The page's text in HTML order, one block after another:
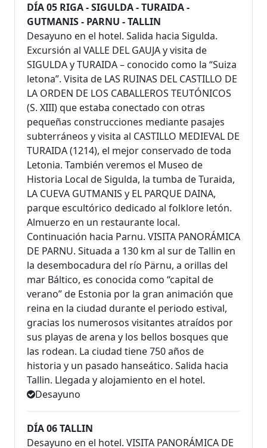
DÍA 05 RIGA - SIGULDA - TURAIDA -
GUTMANIS - PARNU - TALLIN
Desayuno en el hotel. Salida hacia Sigulda.
Excursión al VALLE DEL GAUJA y visita de
SIGULDA y TURAIDA – conocido como la “Suiza
letona”. Visita de LAS RUINAS DEL CASTILLO DE
LA ORDEN DE LOS CABALLEROS TEUTÓNICOS
(S. XIII) que estaba conectado con otras
pequeñas construcciones mediante pasajes
subterráneos y visita al CASTILLO MEDIEVAL DE
TURAIDA (1214), el mejor conservado de toda
Letonia. También veremos el Museo de
Historia Local de Sigulda, la tumba de Turaida,
LA CUEVA GUTMANIS y EL PARQUE DAINA,
parque escultórico dedicado al folklore letón.
Almuerzo en un restaurante local.
Continuación hacia Parnu. VISITA PANORÁMICA
DE PARNU. Situada a 130 km al sur de Tallin en
la desembocadura del río Pärnu, a orillas del
mar Báltico, es conocida como “capital de
verano” de Estonia por la gran animación que
reina en la ciudad durante el periodo estival,
gracias los numerosos visitantes atraídos por
sus playas de arena y los bellos bosques que
las rodean. La ciudad tiene 750 años de
historia y un pasado hanseático. Salida hacia
Tallin. Llegada y alojamiento en el hotel.
Desayuno
DÍA 06 TALLIN
Desayuno en el hotel. VISITA PANORÁMICA DE